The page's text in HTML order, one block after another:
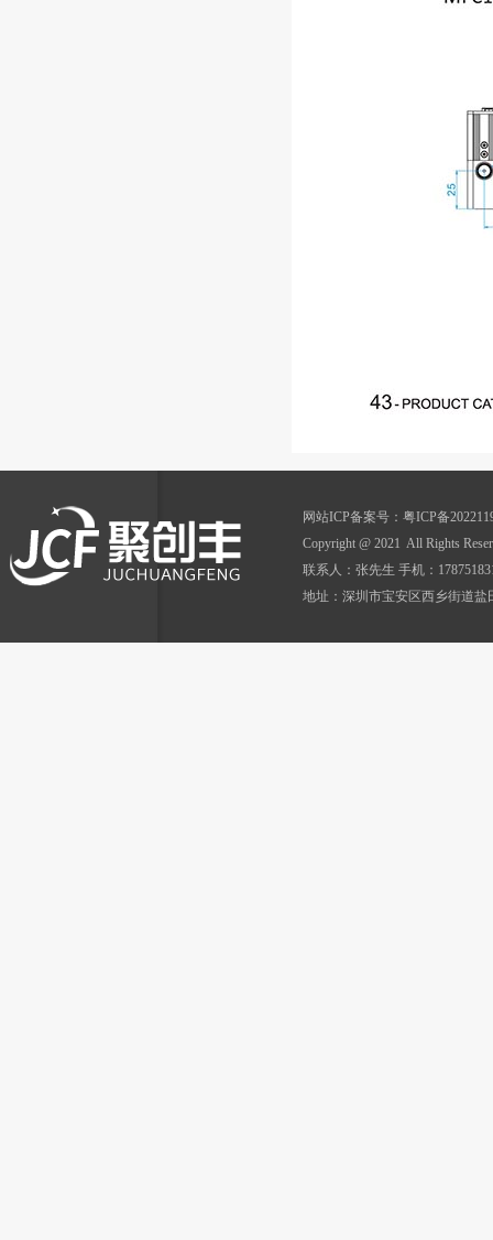
网站ICP备案号： 粤ICP备
Copyright @ 2021 All Rights
联系人：张先生 手机：
地址：深圳市宝安区西乡街道盐